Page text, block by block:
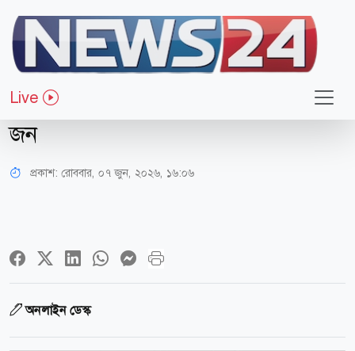
Live
জাতীয়
সংসদের দ্বিতীয় অধিবেশনের
সভাপতিমণ্ডলীর সদস্য নির্বাচিত হলেন ৫
জন
প্রকাশ: রোববার, ০৭ জুন, ২০২৬, ১৬:০৬
অনলাইন ডেস্ক